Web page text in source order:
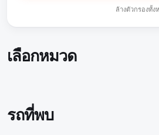
ล้างตัวกรองทั้ง
เลือกหมวด
รถที่พบ